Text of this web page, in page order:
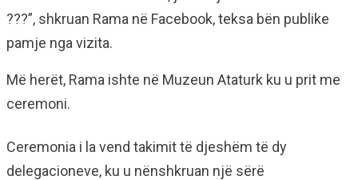
???”, shkruan Rama në Facebook, teksa bën publike
pamje nga vizita.
Më herët, Rama ishte në Muzeun Ataturk ku u prit me
ceremoni.
Ceremonia i la vend takimit të djeshëm të dy
delegacioneve, ku u nënshkruan një sërë